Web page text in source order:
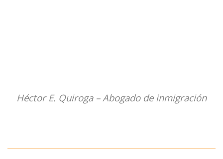
Héctor E. Quiroga – Abogado de inmigración